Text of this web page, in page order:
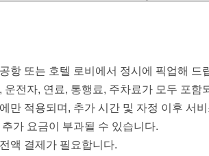
항 또는 호텔 로비에서 정시에 픽업해 드
운전자, 연료, 통행료, 주차료가 모두 포
만 적용되며, 추가 시간 및 자정 이후 서
가 요금이 부과될 수 있습니다.
액 결제가 필요합니다.